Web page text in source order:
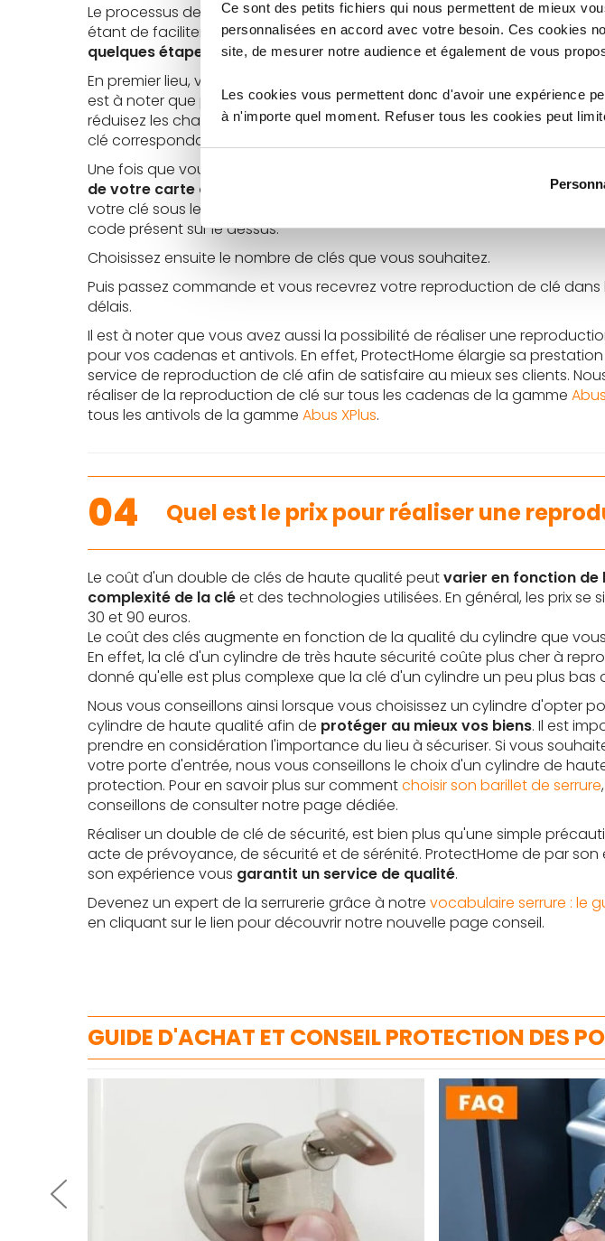
Ce sont des petits fichiers qui nous permettent de mieux
personnalisées en accord avec votre besoin. Ces cookies
site, de mesurer notre audience et également de vous
Les cookies vous permettent donc d'avoir une expérience
à n'importe quel moment. Refuser tous les cookies peut
Le processus de reproduction de clé est simple et rapide chez
étant de faciliter cette reproduction pouvant parfois être contraignante.
quelques étapes rapides doivent être réalisées.
En premier lieu, vous devez trouver le modèle de votre cylindre dans notre
est à noter que plus vous vous équipez d'un cylindre de haute sécurité,
réduisez les chances que des malfaiteurs s'introduisent chez vous.
clé correspondant au modèle de cylindre que vous possédez.
Une fois que vous avez sélectionné la bonne clé, vous devrez
de votre carte de propriétaire
. Partager cette carte nous permettra de
votre clé sous le même format que celle que vous possédez déjà. Ceci
code présent sur le dessus.
Choisissez ensuite le nombre de clés que vous souhaitez.
Puis passez commande et vous recevrez votre reproduction de clé dans
délais.
Il est à noter que vous avez aussi la possibilité de réaliser une
pour vos cadenas et antivols. En effet, ProtectHome élargie sa
service de reproduction de clé afin de satisfaire au mieux ses clients.
réaliser de la reproduction de clé sur tous les cadenas de la gamme
tous les antivols de la gamme Abus XPlus.
04 Quel est le prix pour réaliser une
Le coût d'un double de clés de haute qualité peutvarier en fonction de
complexité de la cléet des technologies utilisées. En général, les prix se
30 et 90 euros.
Le coût des clés augmente en fonction de la qualité du cylindre que
En effet, la clé d'un cylindre de très haute sécurité coûte plus cher à
donné qu'elle est plus complexe que la clé d'un cylindre un peu plus bas
Nous vous conseillons ainsi lorsque vous choisissez un cylindre d'opter
cylindre de haute qualité afin de protéger au mieux vos biens. Il est
prendre en considération l'importance du lieu à sécuriser. Si vous
votre porte d'entrée, nous vous conseillons le choix d'un cylindre de
protection. Pour en savoir plus sur commentchoisir son barillet de serrure
conseillons de consulter notre page dédiée.
Réaliser un double de clé de sécurité, est bien plus qu'une simple
acte de prévoyance, de sécurité et de sérénité. ProtectHome de par son
son expérience vous garantit un service de qualité.
Devenez un expert de la serrurerie grâce à notre vocabulaire serrure : le
en cliquant sur le lien pour découvrir notre nouvelle page conseil.
GUIDE D'ACHAT ET CONSEIL PROTECTION DES